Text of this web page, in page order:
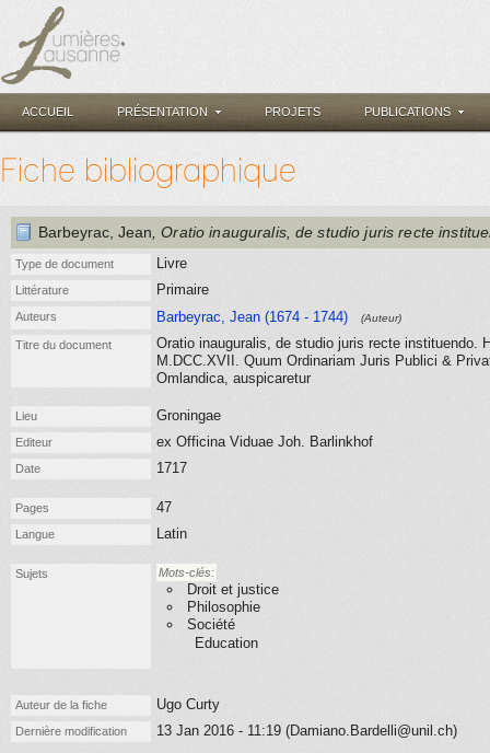
ACCUEIL PRÉSENTATION PROJETS PUBLICATIONS
Fiche bibliographique
Barbeyrac, Jean , Oratio inauguralis, de studio juris recte
Type de document Livre
Littérature Primaire
Auteurs Barbeyrac, Jean (1674 - 1744) (Auteur)
Titre du document
Oratio inauguralis, de studio juris recte instituendo.
M.DCC.XVII. Quum Ordinariam Juris Publici &
Omlandica, auspicaretur
Lieu Groningae
Editeur ex Officina Viduae Joh. Barlinkhof
Date 1717
Pages 47
Langue Latin
Sujets Mots-clés:
Droit et justice
Philosophie
Société
Education
Auteur de la fiche Ugo Curty
Dernière modification 13 Jan 2016 - 11:19 (Damiano.Bardelli@unil.ch)